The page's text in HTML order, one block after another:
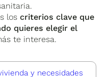
loscriterios clave que
quieres elegir el
te interesa.
y necesidades